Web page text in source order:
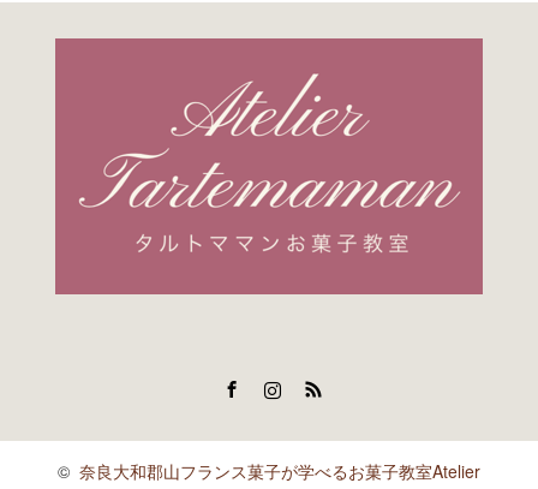
© 奈良大和郡山フランス菓子が学べるお菓子教室Atelier